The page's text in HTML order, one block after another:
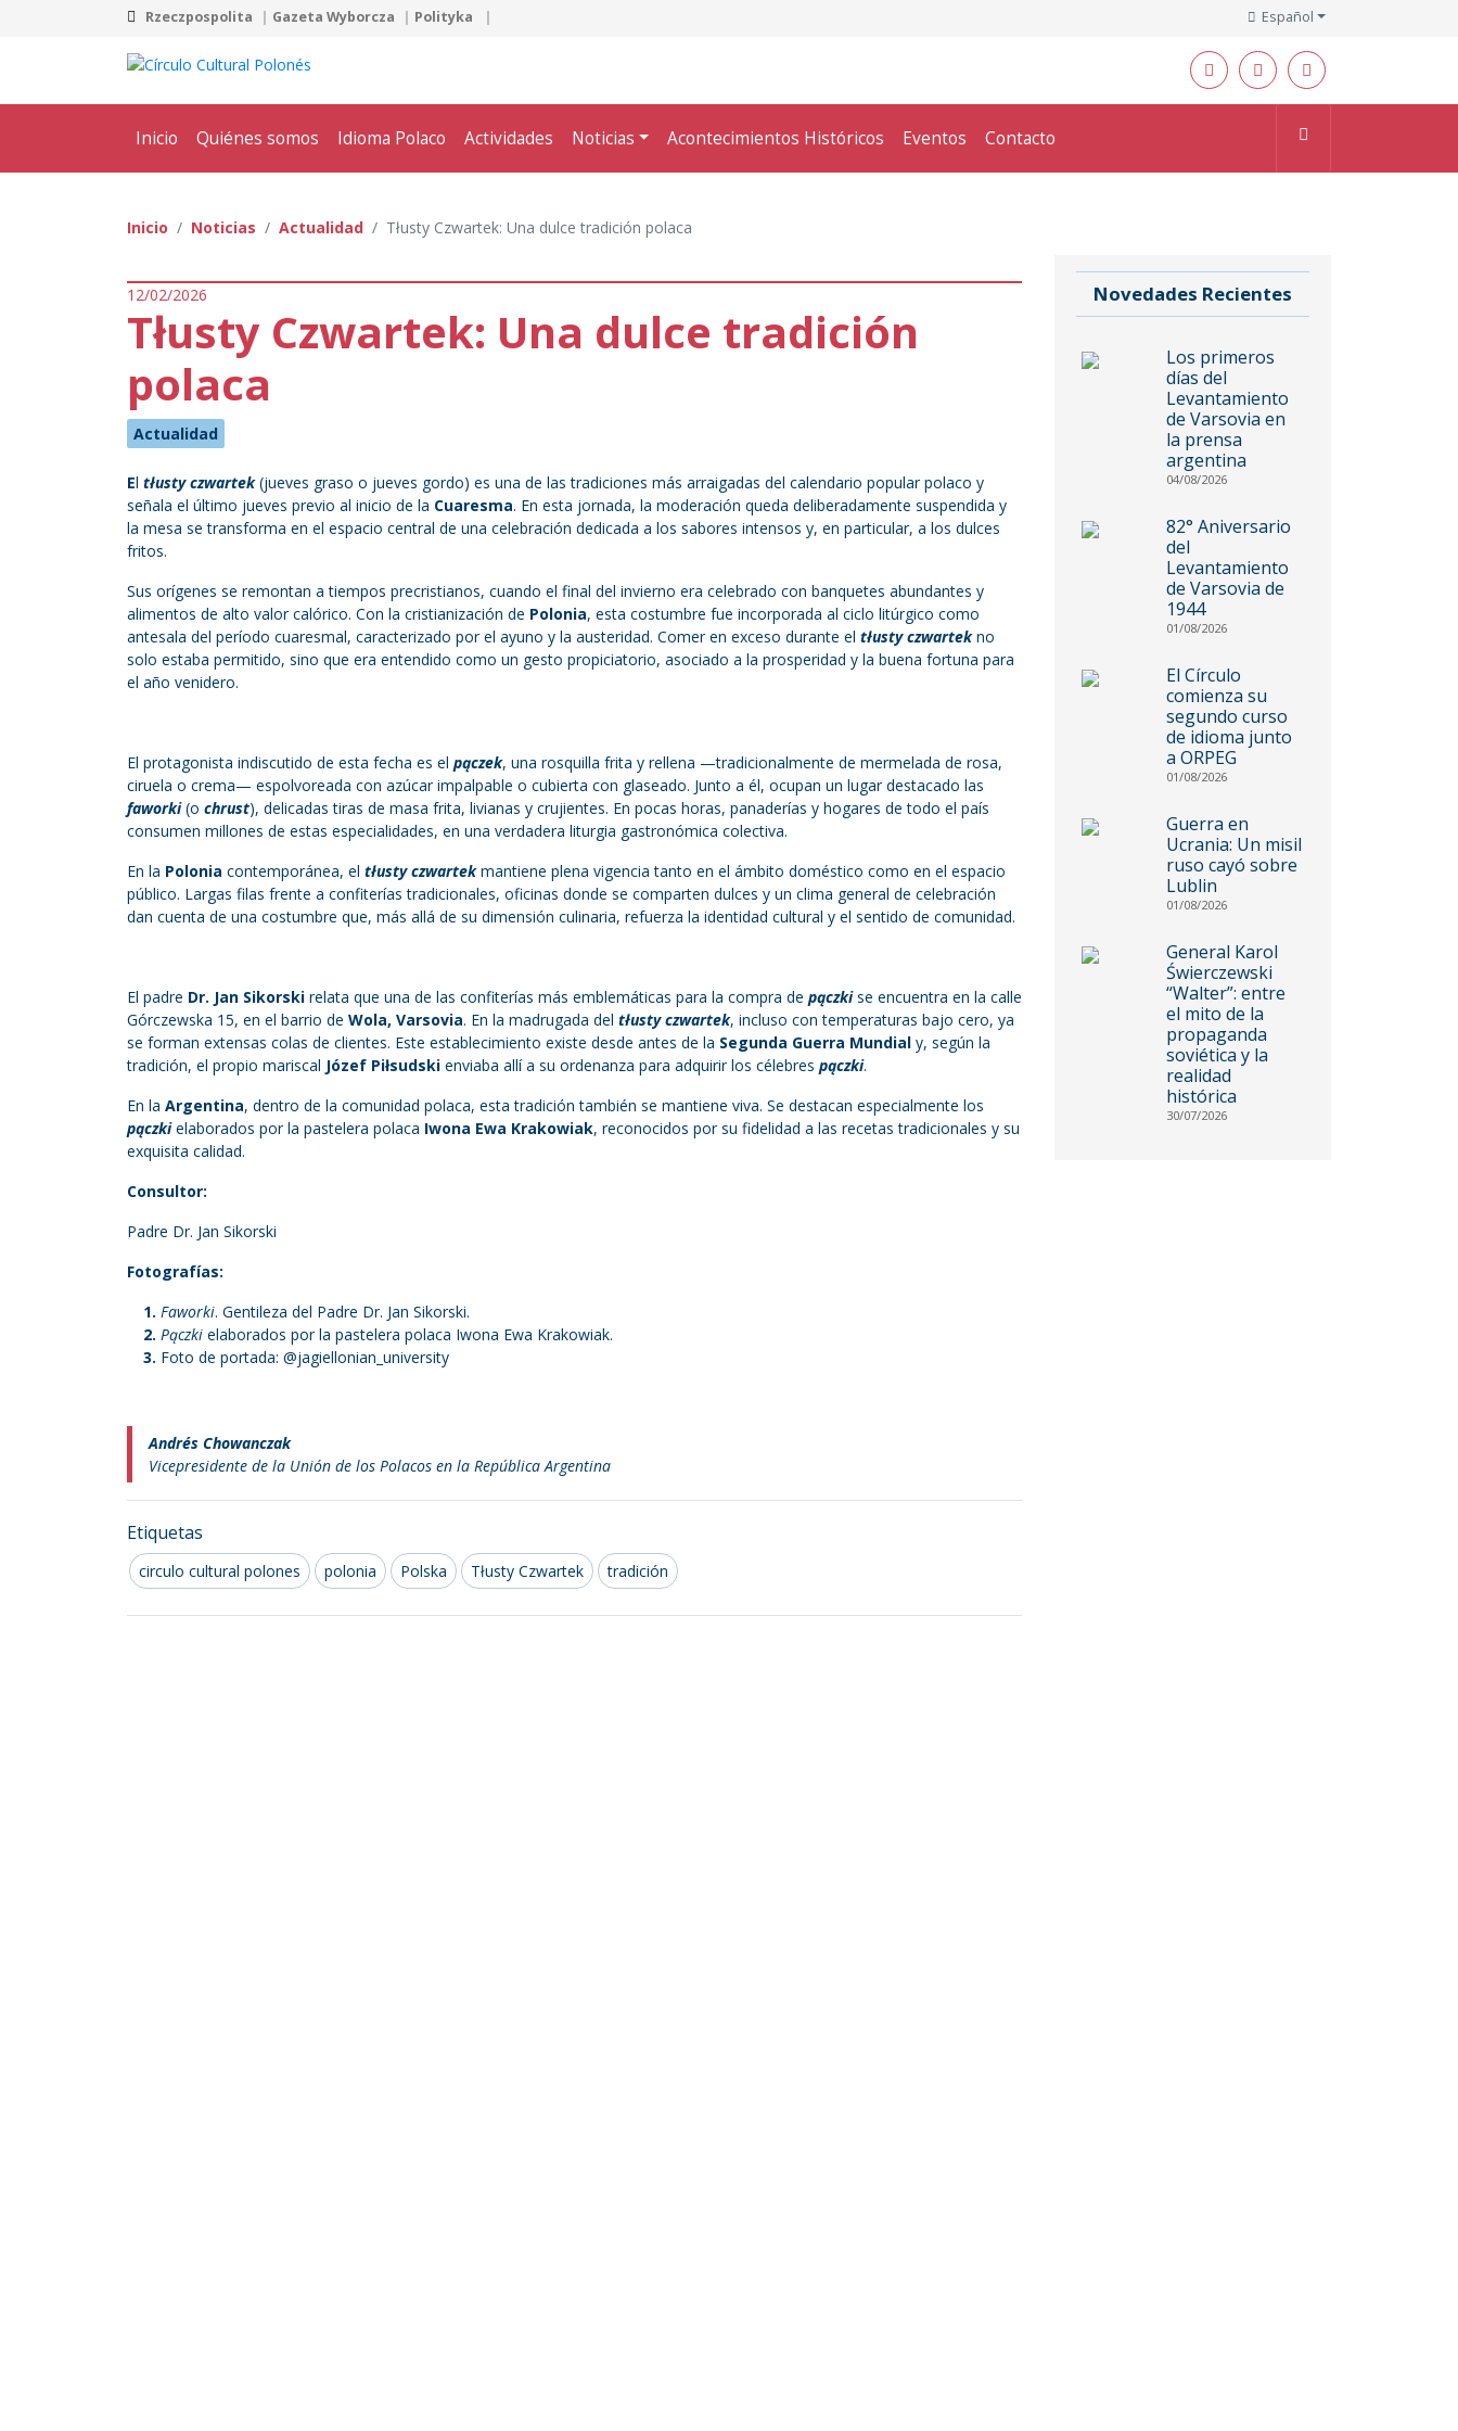
Rzeczpospolita Gazeta Wyborcza Polityka Español
Inicio Quiénes somos Idioma Polaco Actividades Noticias Acontecimientos Históricos Eventos Contacto
Inicio Noticias Actualidad Tłusty Czwartek: Una dulce tradición polaca
12/02/2026
Tłusty Czwartek: Una dulce tradición
polaca
Actualidad
El tłusty czwartek(jueves graso o jueves gordo) es una de las tradiciones más arraigadas del calendario popular polaco y
señala el último jueves previo al inicio de la Cuaresma. En esta jornada, la moderación queda deliberadamente suspendida y
la mesa se transforma en el espacio central de una celebración dedicada a los sabores intensos y, en particular, a los dulces
fritos.
Sus orígenes se remontan a tiempos precristianos, cuando el final del invierno era celebrado con banquetes abundantes y
alimentos de alto valor calórico. Con la cristianización de Polonia, esta costumbre fue incorporada al ciclo litúrgico como
antesala del período cuaresmal, caracterizado por el ayuno y la austeridad. Comer en exceso durante el tłusty czwartekno
solo estaba permitido, sino que era entendido como un gesto propiciatorio, asociado a la prosperidad y la buena fortuna para
el año venidero.
El protagonista indiscutido de esta fecha es el pączek, una rosquilla frita y rellena —tradicionalmente de mermelada de rosa,
ciruela o crema— espolvoreada con azúcar impalpable o cubierta con glaseado. Junto a él, ocupan un lugar destacado las
faworki(o chrust), delicadas tiras de masa frita, livianas y crujientes. En pocas horas, panaderías y hogares de todo el país
consumen millones de estas especialidades, en una verdadera liturgia gastronómica colectiva.
En la Polonia contemporánea, el tłusty czwartekmantiene plena vigencia tanto en el ámbito doméstico como en el espacio
público. Largas filas frente a confiterías tradicionales, oficinas donde se comparten dulces y un clima general de celebración
dan cuenta de una costumbre que, más allá de su dimensión culinaria, refuerza la identidad cultural y el sentido de comunidad.
El padre Dr. Jan Sikorski relata que una de las confiterías más emblemáticas para la compra de pączki se encuentra en la calle
Górczewska 15, en el barrio de Wola, Varsovia. En la madrugada del tłusty czwartek, incluso con temperaturas bajo cero, ya
se forman extensas colas de clientes. Este establecimiento existe desde antes de la Segunda Guerra Mundial y, según la
tradición, el propio mariscal Józef Piłsudski enviaba allí a su ordenanza para adquirir los célebres pączki.
En la Argentina, dentro de la comunidad polaca, esta tradición también se mantiene viva. Se destacan especialmente los
pączkielaborados por la pastelera polaca Iwona Ewa Krakowiak, reconocidos por su fidelidad a las recetas tradicionales y su
exquisita calidad.
Consultor:
Padre Dr. Jan Sikorski
Fotografías:
Faworki. Gentileza del Padre Dr. Jan Sikorski.
Pączki elaborados por la pastelera polaca Iwona Ewa Krakowiak.
Foto de portada: @jagiellonian_university
Andrés Chowanczak
Vicepresidente de la Unión de los Polacos en la República Argentina
Etiquetas
circulo cultural polones polonia Polska Tłusty Czwartek tradición
Novedades Recientes
Los primeros
días del
Levantamiento
de Varsovia en
la prensa
argentina
04/08/2026
82° Aniversario
del
Levantamiento
de Varsovia de
1944
01/08/2026
El Círculo
comienza su
segundo curso
de idioma junto
a ORPEG
01/08/2026
Guerra en
Ucrania: Un misil
ruso cayó sobre
Lublin
01/08/2026
General Karol
Świerczewski
“Walter”: entre
el mito de la
propaganda
soviética y la
realidad
histórica
30/07/2026